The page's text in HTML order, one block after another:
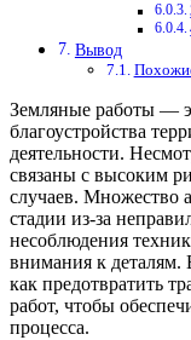
Вывод
Земляные работы —
благоустройства
деятельности.
связаны с высоким
случаев. Множество
стадии из-за
несоблюдения
внимания к деталям.
как предотвратить
работ, чтобы
процесса.